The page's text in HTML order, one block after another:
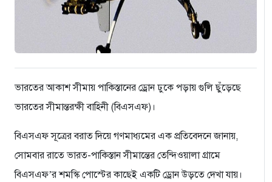
ভারতের আকাশ সীমায় পাকিস্তানের ড্রোন ঢুকে পড়ায় গুলি ছুঁড়েছে
ভারতের সীমান্তরক্ষী বাহিনী (বিএসএফ)।
বিএসএফ সূত্রের বরাত দিয়ে গণমাধ্যমের এক প্রতিবেদনে জানায়,
সোমবার রাতে ভারত-পাকিস্তান সীমান্তের তেন্দিওয়ালা গ্রামে
বিএসএফ’র শমস্কি পোস্টের কাছেই একটি ড্রোন উড়তে দেখা যায়।